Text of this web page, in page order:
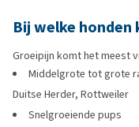
Bij welke
Groeipijn komt het meest
Middelgrote tot grote
Duitse Herder, Rottweiler
Snelgroeiende pups